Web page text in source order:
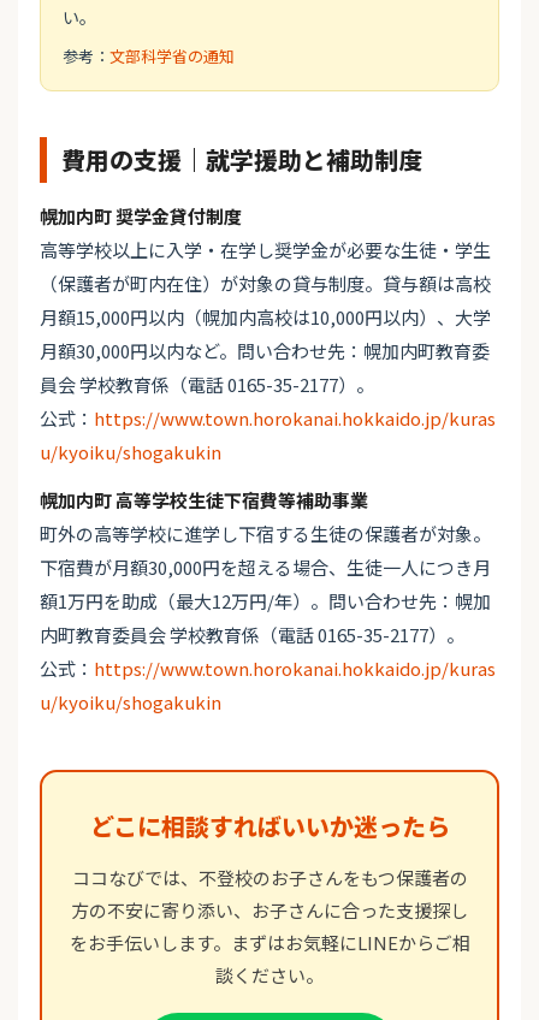
い。
参考： 文部科学省の通知
費用の支援｜就学援助と補助制度
幌加内町 奨学金貸付制度
高等学校以上に入学・在学し奨学金が必要な生徒・学生
（保護者が町内在住）が対象の貸与制度。貸与額は高校
月額15,000円以内（幌加内高校は10,000円以内）、大学
月額30,000円以内など。問い合わせ先：幌加内町教育委
員会 学校教育係（電話 0165-35-2177）。
公式： https://www.town.horokanai.hokkaido.jp/kuras
u/kyoiku/shogakukin
幌加内町 高等学校生徒下宿費等補助事業
町外の高等学校に進学し下宿する生徒の保護者が対象。
下宿費が月額30,000円を超える場合、生徒一人につき月
額1万円を助成（最大12万円/年）。問い合わせ先：幌加
内町教育委員会 学校教育係（電話 0165-35-2177）。
公式： https://www.town.horokanai.hokkaido.jp/kuras
u/kyoiku/shogakukin
どこに相談すればいいか迷ったら
ココなびでは、不登校のお子さんをもつ保護者の
方の不安に寄り添い、お子さんに合った支援探し
をお手伝いします。まずはお気軽にLINEからご相
談ください。